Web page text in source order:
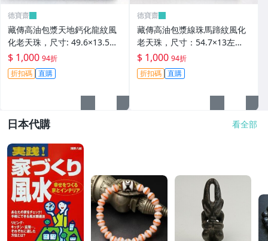
德寶齋
藏傳高油包漿天地鈣化龍紋風
化老天珠，尺寸: 49.6×13.5左
右，材質：瑪瑙， 天珠 瑪瑙
硃砂【德寶齋】406
$ 1,000 94折
折扣碼 直購
德寶齋
藏傳高油包漿線珠馬蹄紋風化
老天珠，尺寸：54.7×13左
右，材質：瑪瑙，玉髓 天珠 瑪
瑙 硃砂【德寶齋】405
$ 1,000 94折
折扣碼 直購
日本代購 看全部